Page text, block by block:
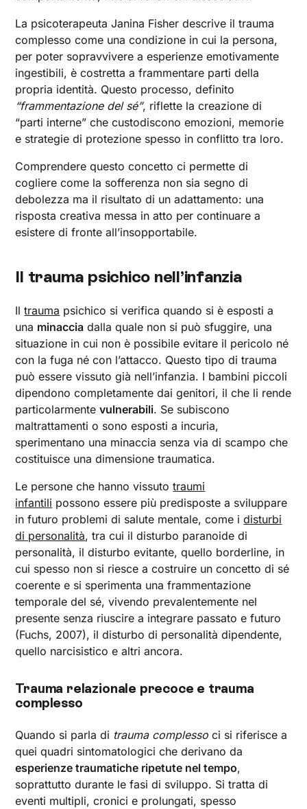
La psicoterapeuta Janina Fisher descrive il trauma
complesso come una condizione in cui la persona,
per poter sopravvivere a esperienze emotivamente
ingestibili, è costretta a frammentare parti della
propria identità. Questo processo, definito
“frammentazione del sé”, riflette la creazione di
“parti interne” che custodiscono emozioni, memorie
e strategie di protezione spesso in conflitto tra loro.
Comprendere questo concetto ci permette di
cogliere come la sofferenza non sia segno di
debolezza ma il risultato di un adattamento: una
risposta creativa messa in atto per continuare a
esistere di fronte all’insopportabile.
Il trauma psichico nell’infanzia
Iltrauma psichico si verifica quando si è esposti a
una minaccia dalla quale non si può sfuggire, una
situazione in cui non è possibile evitare il pericolo né
con la fuga né con l’attacco. Questo tipo di trauma
può essere vissuto già nell’infanzia. I bambini piccoli
dipendono completamente dai genitori, il che li rende
particolarmentevulnerabili. Se subiscono
maltrattamenti o sono esposti a incuria,
sperimentano una minaccia senza via di scampo che
costituisce una dimensione traumatica.
Le persone che hanno vissutotraumi
infantili possono essere più predisposte a sviluppare
in futuro problemi di salute mentale, come idisturbi
di personalità, tra cui il disturbo paranoide di
personalità, il disturbo evitante, quello borderline, in
cui spesso non si riesce a costruire un concetto di sé
coerente e si sperimenta una frammentazione
temporale del sé, vivendo prevalentemente nel
presente senza riuscire a integrare passato e futuro
(Fuchs, 2007), il disturbo di personalità dipendente,
quello narcisistico e altri ancora.
Trauma relazionale precoce e trauma
complesso
Quando si parla di trauma complesso ci si riferisce a
quei quadri sintomatologici che derivano da
esperienze traumatiche ripetute nel tempo,
soprattutto durante le fasi di sviluppo. Si tratta di
eventi multipli, cronici e prolungati, spesso